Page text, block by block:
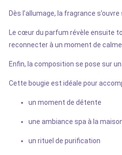
Dès l’allumage, la fragrance
Le cœur du parfum révèle ensuite
reconnecter à un moment de calme.
Enfin, la composition se pose sur
Cette bougie est idéale pour
un moment de détente
une ambiance spa à la
un rituel de purification